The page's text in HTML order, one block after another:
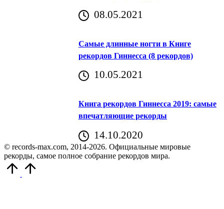
08.05.2021
Самые длинные ногти в Книге
рекордов Гиннесса (8 рекордов)
10.05.2021
Книга рекордов Гиннесса 2019: самые
впечатляющие рекорды
14.10.2020
© records-max.com, 2014-2026. Официальные мировые
рекорды, самое полное собрание рекордов мира.